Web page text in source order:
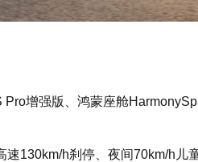
增强版、鸿蒙座舱
130km/h刹停、夜间70km/h儿